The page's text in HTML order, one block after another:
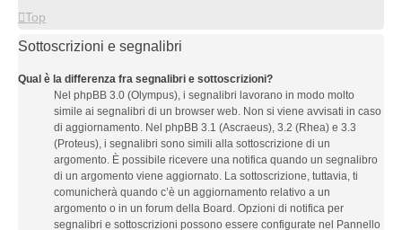
Top
Sottoscrizioni e segnalibri
Qual è la differenza fra segnalibri e sottoscrizioni?
Nel phpBB 3.0 (Olympus), i segnalibri lavorano in modo molto
simile ai segnalibri di un browser web. Non si viene avvisati in caso
di aggiornamento. Nel phpBB 3.1 (Ascraeus), 3.2 (Rhea) e 3.3
(Proteus), i segnalibri sono simili alla sottoscrizione di un
argomento. È possibile ricevere una notifica quando un segnalibro
di un argomento viene aggiornato. La sottoscrizione, tuttavia, ti
comunicherà quando c’è un aggiornamento relativo a un
argomento o in un forum della Board. Opzioni di notifica per
segnalibri e sottoscrizioni possono essere configurate nel Pannello